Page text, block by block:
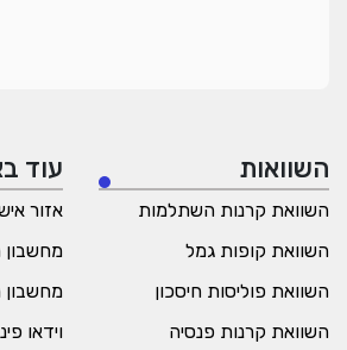
השוואות
השוואת קרנות השתלמות
השוואת קופות גמל
השוואת פוליסות חיסכון
השוואת קרנות פנסיה
עוד
אזור
מחשבון
וידאו